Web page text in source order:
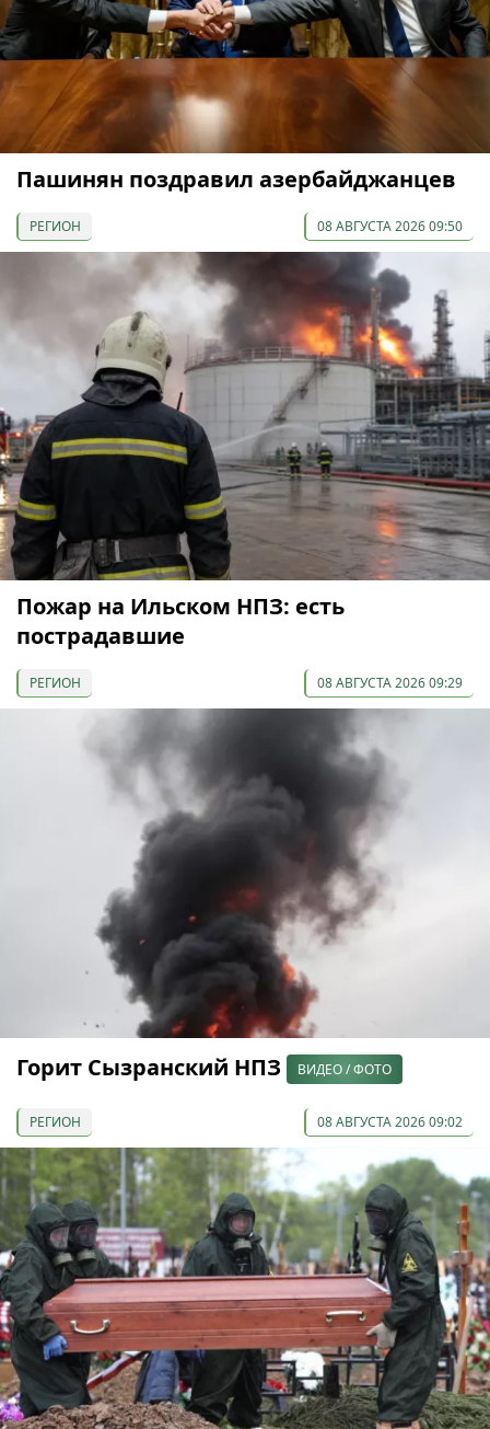
Пашинян поздравил азербайджанцев
РЕГИОН 08 АВГУСТА 2026 09:50
Пожар на Ильском НПЗ: есть
пострадавшие
РЕГИОН 08 АВГУСТА 2026 09:29
Горит Сызранский НПЗ ВИДЕО / ФОТО
РЕГИОН 08 АВГУСТА 2026 09:02